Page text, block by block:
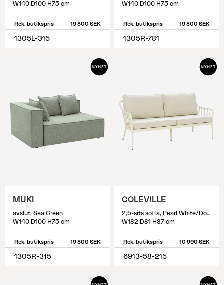
W140 D100 H75 cm
Rek. butikspris 19 800 SEK
1305L-315
W140 D100 H75 cm
Rek. butikspris 19 800 SEK
1305R-781
MUKI
avslut, Sea Green
W140 D100 H75 cm
Rek. butikspris 19 800 SEK
1305R-315
COLEVILLE
2,5-sits soffa, Pearl White/Dot Beige
W182 D81 H87 cm
Rek. butikspris 10 990 SEK
6913-58-215